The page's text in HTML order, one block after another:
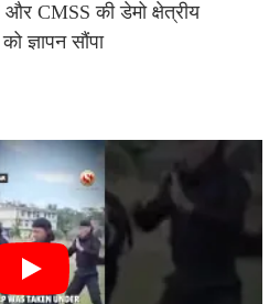
CMSS की डेमो क्षेत्रीय
ज्ञापन सौंपा